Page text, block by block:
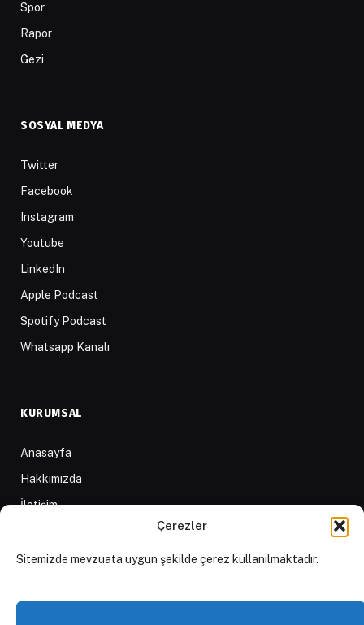
Çerezler
Sitemizde mevzuata uygun şekilde çerez kullanılmaktadır.
Spor
Rapor
Gezi
SOSYAL MEDYA
Twitter
Facebook
Instagram
Youtube
LinkedIn
Apple Podcast
Spotify Podcast
Whatsapp Kanalı
KURUMSAL
Anasayfa
Hakkımızda
İletişim
D84 Yayınları